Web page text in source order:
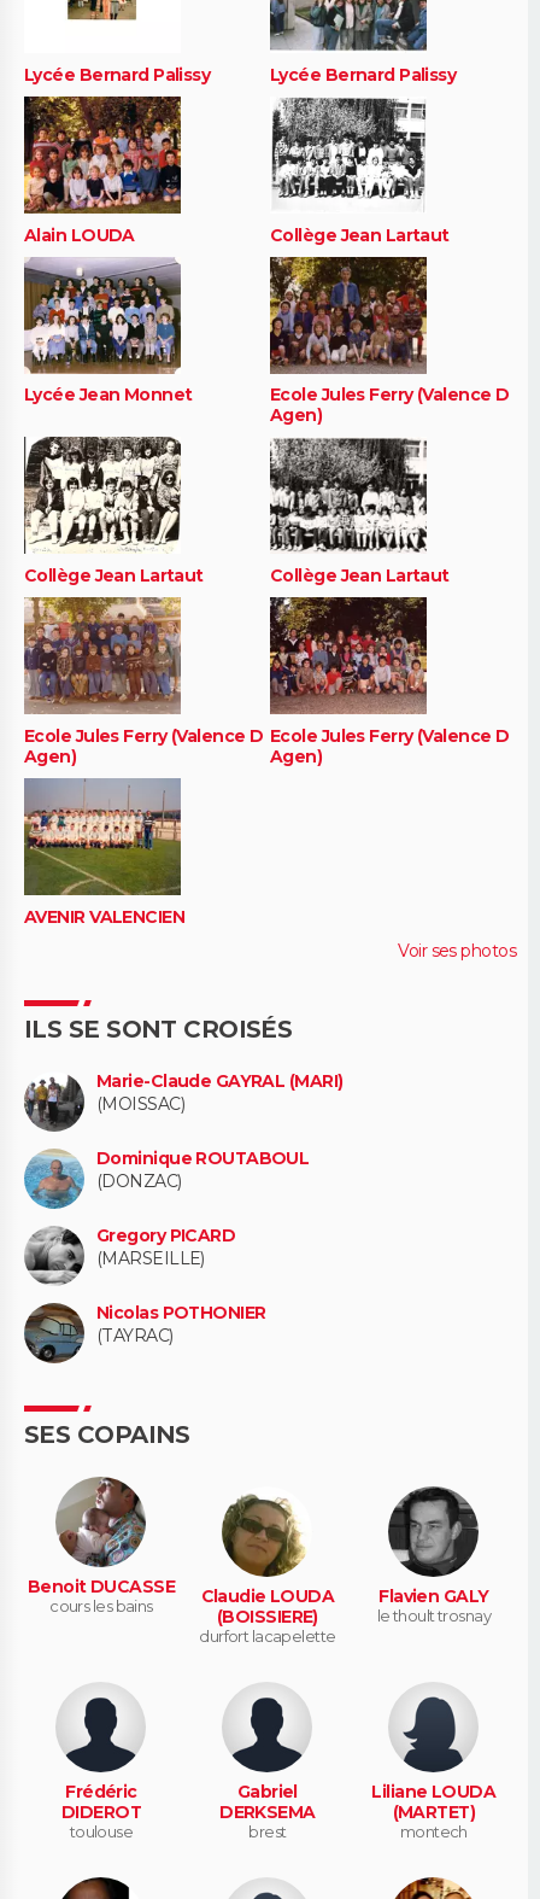
Lycée Bernard Palissy Lycée Bernard Palissy
Alain LOUDA Collège Jean Lartaut
Lycée Jean Monnet
Ecole Jules Ferry (Valence D
Agen)
Collège Jean Lartaut Collège Jean Lartaut
Ecole Jules Ferry (Valence D
Agen)
Ecole Jules Ferry (Valence D
Agen)
AVENIR VALENCIEN
Voir ses photos
ILS SE SONT CROISÉS
Marie-Claude GAYRAL (MARI)
(MOISSAC)
Dominique ROUTABOUL
(DONZAC)
Gregory PICARD
(MARSEILLE)
Nicolas POTHONIER
(TAYRAC)
SES COPAINS
Benoit DUCASSE
cours les bains
Claudie LOUDA
(BOISSIERE)
durfort lacapelette
Flavien GALY
le thoult trosnay
Frédéric
DIDEROT
toulouse
Gabriel
DERKSEMA
brest
Liliane LOUDA
(MARTET)
montech